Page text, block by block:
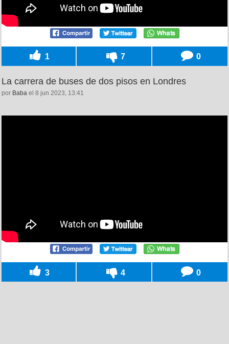
1 7 0
La carrera de buses de dos pisos en Londres
por Baba el 8 jun 2023, 13:41
3 4 0